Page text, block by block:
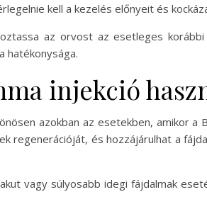
kell a kezelés előnyeit és
az orvost az esetleges
hatékonysága.
injekció
azokban az esetekben, amikor a
regenerációját, és hozzájárulhat a
vagy súlyosabb idegi fájdalmak